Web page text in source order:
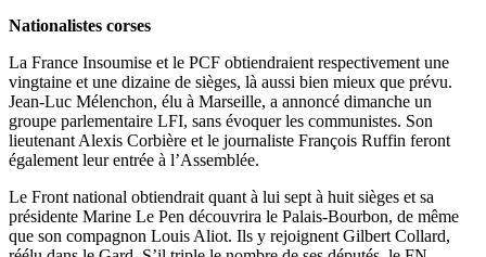
Nationalistes corses
La France Insoumise et le PCF obtiendraient respectivement une
vingtaine et une dizaine de sièges, là aussi bien mieux que prévu.
Jean-Luc Mélenchon, élu à Marseille, a annoncé dimanche un
groupe parlementaire LFI, sans évoquer les communistes. Son
lieutenant Alexis Corbière et le journaliste François Ruffin feront
également leur entrée à l’Assemblée.
Le Front national obtiendrait quant à lui sept à huit sièges et sa
présidente Marine Le Pen découvrira le Palais-Bourbon, de même
que son compagnon Louis Aliot. Ils y rejoignent Gilbert Collard,